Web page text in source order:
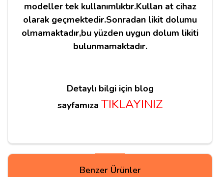
modeller tek kullanımlıktır.Kullan at cihaz
olarak geçmektedir.Sonradan likit dolumu
olmamaktadır,bu yüzden uygun dolum likiti
bulunmamaktadır.
Detaylı bilgi için blog
sayfamıza TIKLAYINIZ
Benzer Ürünler